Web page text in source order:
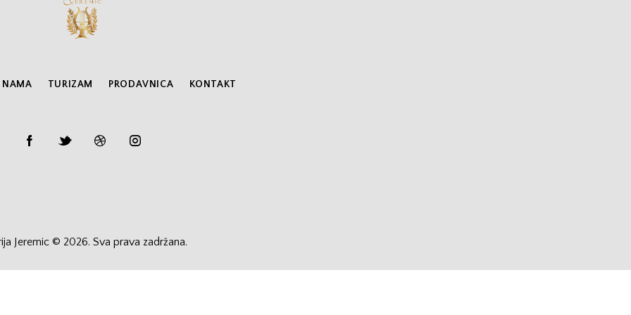
NAMA TURIZAM PRODAVNICA KONTAKT
Jeremic © 2026. Sva prava zadržana.